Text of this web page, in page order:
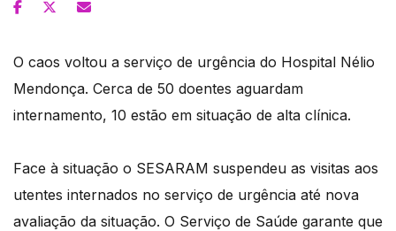
O caos voltou a serviço de urgência do Hospital Nélio
Mendonça. Cerca de 50 doentes aguardam
internamento, 10 estão em situação de alta clínica.
Face à situação o SESARAM suspendeu as visitas aos
utentes internados no serviço de urgência até nova
avaliação da situação. O Serviço de Saúde garante que